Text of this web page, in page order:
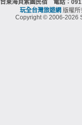
台東海貝紫園民宿 電話：
玩全台灣旅遊網 版權
Copyright © 2006-2026